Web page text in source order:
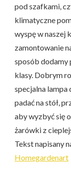
pod szafkami,
klimatyczne
wyspę w naszej
zamontowanie
sposób dodamy
klasy. Dobrym
specjalna lampa
padać na stół,
aby wyzbyć się
żarówki z
Tekst napisany
Homegardenart